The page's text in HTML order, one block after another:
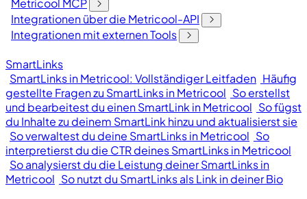
Metricool MCP
Integrationen über die Metricool-API
Integrationen mit externen Tools
SmartLinks
SmartLinks in Metricool: Vollständiger Leitfaden Häufig
gestellte Fragen zu SmartLinks in Metricool So erstellst
und bearbeitest du einen SmartLink in Metricool So fügst
du Inhalte zu deinem SmartLink hinzu und aktualisierst sie
So verwaltest du deine SmartLinks in Metricool So
interpretierst du die CTR deines SmartLinks in Metricool
So analysierst du die Leistung deiner SmartLinks in
Metricool So nutzt du SmartLinks als Link in deiner Bio